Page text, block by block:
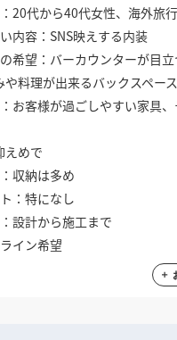
業・改装をご検討中の方へ
20代から40代女性、海外旅
内容：SNS映えする内装
希望：バーカウンターが目
や料理が出来るバックスペー
お客様が過ごしやすい家具
えめで
収納は多め
：特になし
設計から施工まで
イン希望